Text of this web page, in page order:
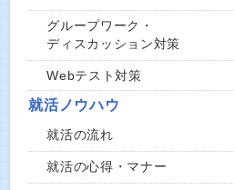
グループワーク・
ディスカッション対策
Webテスト対策
就活ノウハウ
就活の流れ
就活の心得・マナー